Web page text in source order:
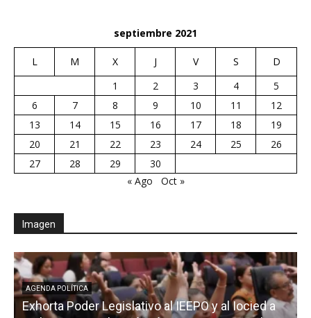
septiembre 2021
L M X J V S
D
1
2 3 4
5
6
7 8 9 10 11
12
13
14 15 16 17 18
19
20
21 22 23 24 25
26
27
28 29
30
« Ago
Oct »
Imagen
AGENDA POLÍTICA
Exhorta Poder Legislativo al IEEPO y al Iocied a